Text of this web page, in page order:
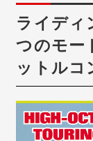
ライディ
つのモー
ットルコ